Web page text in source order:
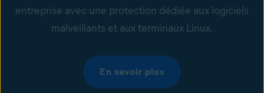
entreprise avec une protection dédiée aux logiciels
malveillants et aux terminaux Linux.
En savoir plus